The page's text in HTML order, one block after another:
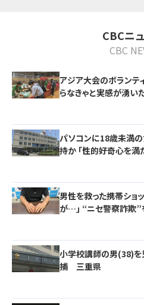
CBCニ
CBC
アジア大会のボランテ
らなきゃと実感が湧い
パソコンに18歳未満
持か ｢性的好奇心を満
を逮捕 自宅からはAI
男性を救った携帯ショ
が…｣ “ニセ警察詐欺”
小学校講師の男(38)を
捕 三重県